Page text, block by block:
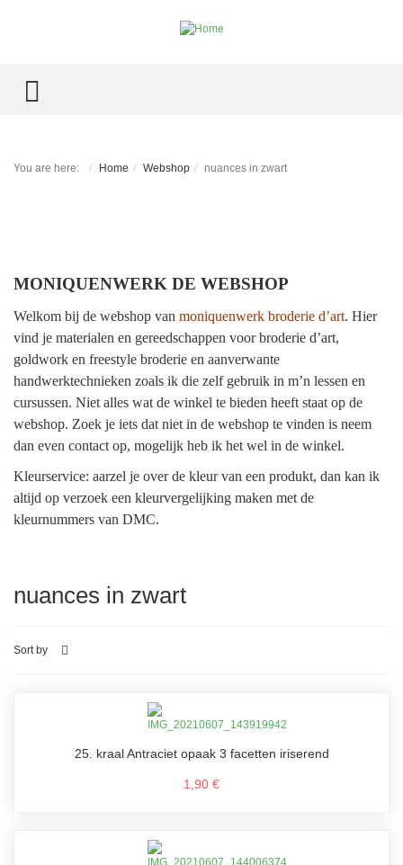
TOGGLE MENU
You are here: Home Webshop nuances in zwart
MONIQUENWERK DE WEBSHOP
Welkom bij de webshop van moniquenwerk broderie d’art. Hier
vind je materialen en gereedschappen voor broderie d’art,
goldwork en freestyle broderie en aanverwante
handwerktechnieken zoals ik die zelf gebruik in m’n lessen en
cursussen. Niet alles wat de winkel te bieden heeft staat op de
webshop. Zoek je iets dat niet in de webshop te vinden is neem
dan even contact op, mogelijk heb ik het wel in de winkel.
Kleurservice: aarzel je over de kleur van een produkt, dan kan ik
altijd op verzoek een kleurvergelijking maken met de
kleurnummers van DMC.
nuances in zwart
Sort by
25. kraal Antraciet opaak 3 facetten iriserend
1,90 €